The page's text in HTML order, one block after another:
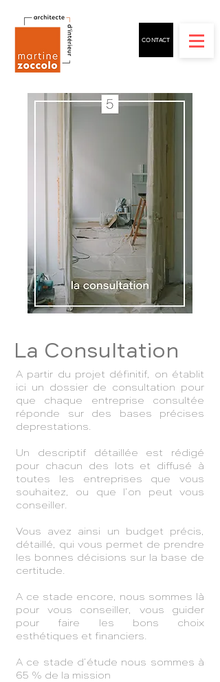
CONTACT
La Consultation
A partir du projet définitif, on établit
ici un dossier de consultation pour
que chaque entreprise consultée
réponde sur des bases précises
deprestations.
Un descriptif détaillée est rédigé
pour chacun des lots et diffusé à
toutes les entreprises que vous
souhaitez, ou que l’on peut vous
conseiller.
Vous avez ainsi un budget précis,
détaillé, qui vous permet de prendre
les bonnes décisions sur la base de
certitude.
A ce stade encore, nous sommes là
pour vous conseiller, vous guider
pour faire les bons choix
esthétiques et financiers.
A ce stade d’étude nous sommes à
65 % de la mission